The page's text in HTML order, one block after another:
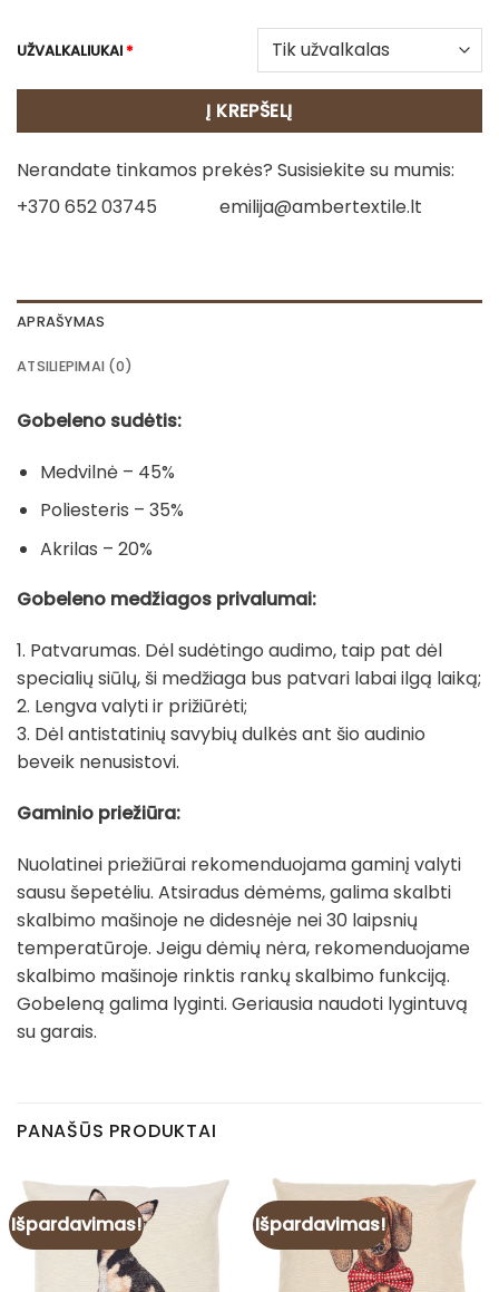
UŽVALKALIUKAI*
Į KREPŠELĮ
Nerandate tinkamos prekės? Susisiekite su mumis:
+370 652 03745
emilija@ambertextile.lt
APRAŠYMAS
ATSILIEPIMAI (0)
Gobeleno sudėtis:
Medvilnė – 45%
Poliesteris – 35%
Akrilas – 20%
Gobeleno medžiagos privalumai:
1. Patvarumas. Dėl sudėtingo audimo, taip pat dėl
specialių siūlų, ši medžiaga bus patvari labai ilgą laiką;
2. Lengva valyti ir prižiūrėti;
3. Dėl antistatinių savybių dulkės ant šio audinio
beveik nenusistovi.
Gaminio priežiūra:
Nuolatinei priežiūrai rekomenduojama gaminį valyti
sausu šepetėliu. Atsiradus dėmėms, galima skalbti
skalbimo mašinoje ne didesnėje nei 30 laipsnių
temperatūroje. Jeigu dėmių nėra, rekomenduojame
skalbimo mašinoje rinktis rankų skalbimo funkciją.
Gobeleną galima lyginti. Geriausia naudoti lygintuvą
su garais.
PANAŠŪS PRODUKTAI
Išpardavimas! Išpardavimas!